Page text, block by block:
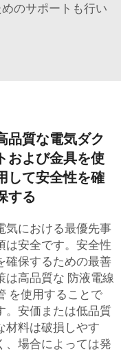
のサポートも行い
品質な電気ダク
トおよび金具を使
して安全性を確
する
気における最優先事
は安全です。安全性
確保するための最善
は高品質な 防液電線
を使用することで
。安価または低品質
材料は破損しやす
、場合によっては発